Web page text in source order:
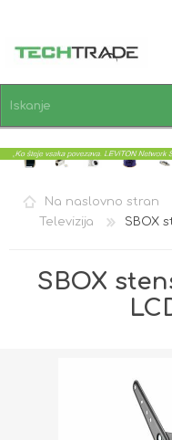
PRIJAVA
Na naslovno stran
Televizija
SBOX
SBOX